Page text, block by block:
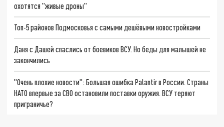
охотятся "живые дроны"
Топ-5 районов Подмосковья с самыми дешёвыми новостройками
Даня с Дашей спаслись от боевиков ВСУ. Но беды для малышей не
закончились
"Очень плохие новости": Большая ошибка Palantir в России. Страны
НАТО впервые за СВО остановили поставки оружия. ВСУ теряют
приграничье?